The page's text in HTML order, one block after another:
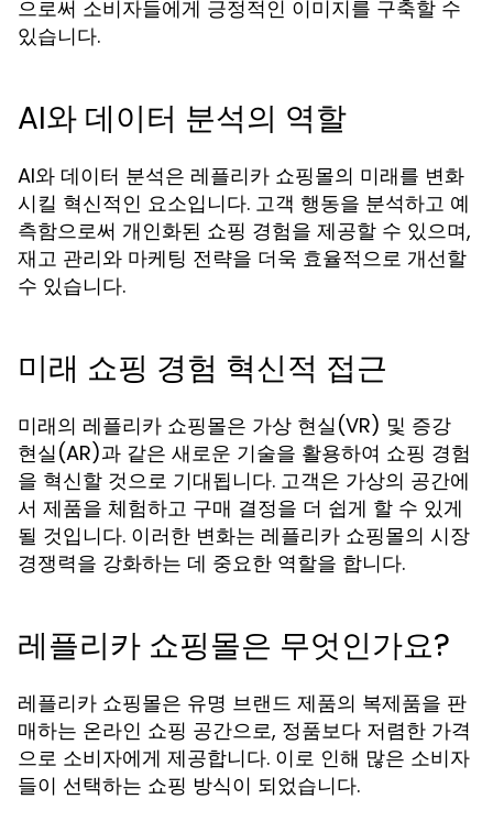
으로써 소비자들에게 긍정적인 이미지를 구축할 수
있습니다.
AI와 데이터 분석의 역할
AI와 데이터 분석은 레플리카 쇼핑몰의 미래를 변화
시킬 혁신적인 요소입니다. 고객 행동을 분석하고 예
측함으로써 개인화된 쇼핑 경험을 제공할 수 있으며,
재고 관리와 마케팅 전략을 더욱 효율적으로 개선할
수 있습니다.
미래 쇼핑 경험 혁신적 접근
미래의 레플리카 쇼핑몰은 가상 현실(VR) 및 증강
현실(AR)과 같은 새로운 기술을 활용하여 쇼핑 경험
을 혁신할 것으로 기대됩니다. 고객은 가상의 공간에
서 제품을 체험하고 구매 결정을 더 쉽게 할 수 있게
될 것입니다. 이러한 변화는 레플리카 쇼핑몰의 시장
경쟁력을 강화하는 데 중요한 역할을 합니다.
레플리카 쇼핑몰은 무엇인가요?
레플리카 쇼핑몰은 유명 브랜드 제품의 복제품을 판
매하는 온라인 쇼핑 공간으로, 정품보다 저렴한 가격
으로 소비자에게 제공합니다. 이로 인해 많은 소비자
들이 선택하는 쇼핑 방식이 되었습니다.